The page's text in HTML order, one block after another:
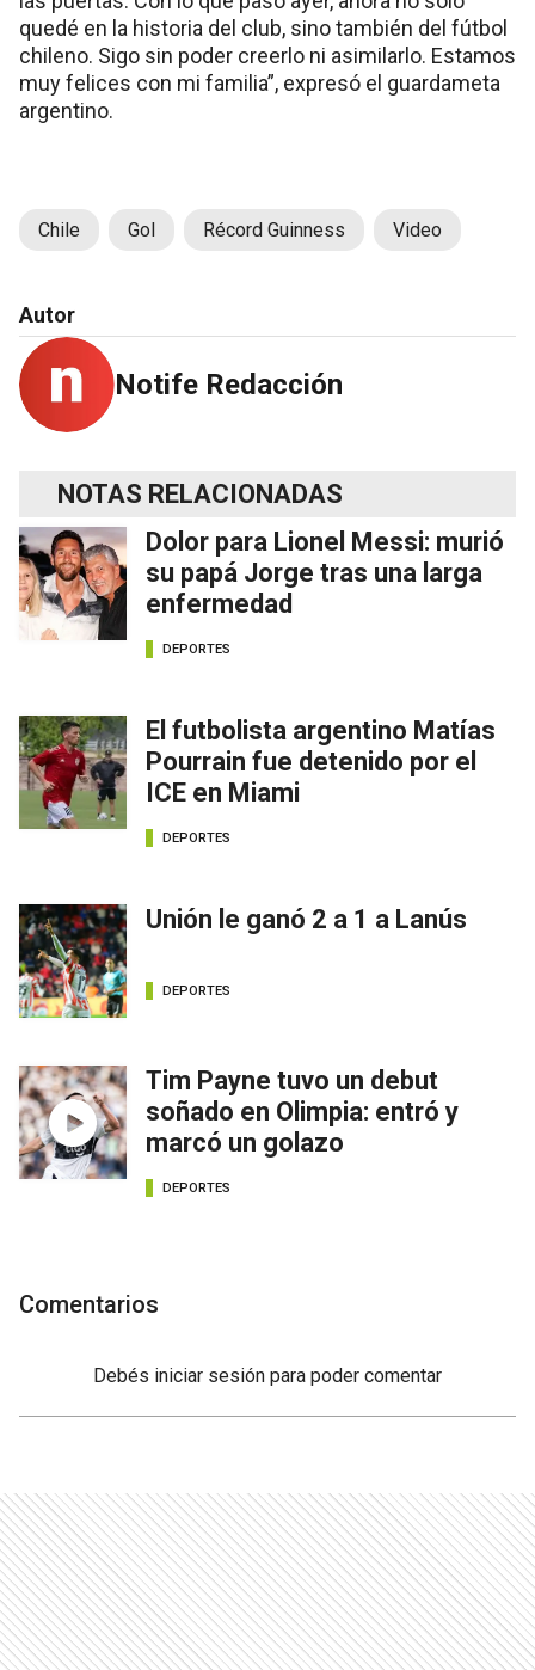
quedé en la historia del club, sino también del fútbol
chileno. Sigo sin poder creerlo ni asimilarlo. Estamos
muy felices con mi familia”, expresó el guardameta
argentino.
Chile Gol Récord Guinness Video
Autor
Notife Redacción
NOTAS RELACIONADAS
Dolor para Lionel Messi: murió
su papá Jorge tras una larga
enfermedad
DEPORTES
El futbolista argentino Matías
Pourrain fue detenido por el
ICE en Miami
DEPORTES
Unión le ganó 2 a 1 a Lanús
DEPORTES
Tim Payne tuvo un debut
soñado en Olimpia: entró y
marcó un golazo
DEPORTES
Comentarios
Debés iniciar sesión para poder comentar